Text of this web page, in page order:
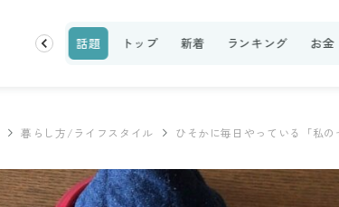
料理レシピ 話題 トップ 新着 ランキング お金
暮らし方/ライフスタイル ひそかに毎日やっている「私の